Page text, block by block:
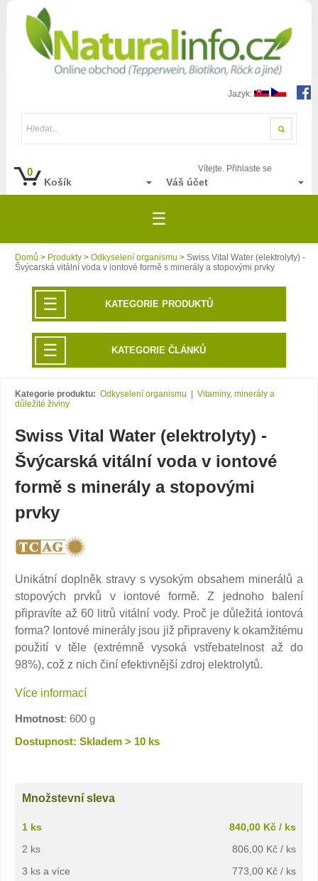
Jazyk:
Hledat...
0
Košík
Vítejte. Přihlaste se
Váš účet
☰
Domů > Produkty > Odkyselení organismu > Swiss Vital Water (elektrolyty) -
Švýcarská vitální voda v iontové formě s minerály a stopovými prvky
☰ KATEGORIE PRODUKTŮ
☰ KATEGORIE ČLÁNKŮ
Kategorie produktu: Odkyselení organismu | Vitamíny, minerály a
důležité živiny
Swiss Vital Water (elektrolyty) -
Švýcarská vitální voda v iontové
formě s minerály a stopovými
prvky
Unikátní doplněk stravy s vysokým obsahem minerálů a
stopových prvků v iontové formě. Z jednoho balení
připravíte až 60 litrů vitální vody. Proč je důležitá iontová
forma? Iontové minerály jsou již připraveny k okamžitému
použití v těle (extrémně vysoká vstřebatelnost až do
98%), což z nich činí efektivnější zdroj elektrolytů.
Více informací
Hmotnost: 600 g
Dostupnost: Skladem > 10 ks
Množstevní sleva
1 ks
840,00 Kč / ks
2 ks
806,00 Kč / ks
3 ks a více
773,00 Kč / ks